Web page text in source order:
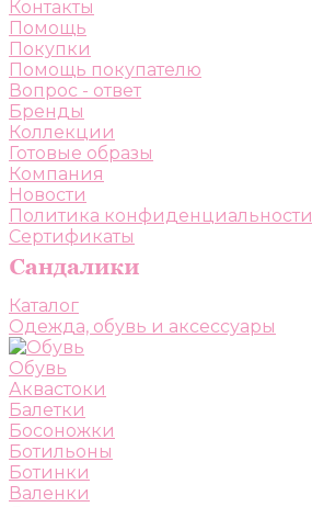
Контакты
Помощь
Покупки
Помощь покупателю
Вопрос - ответ
Бренды
Коллекции
Готовые образы
Компания
Новости
Политика конфиденциальности
Сертификаты
Каталог
Одежда, обувь и аксессуары
Обувь
Аквастоки
Балетки
Босоножки
Ботильоны
Ботинки
Валенки